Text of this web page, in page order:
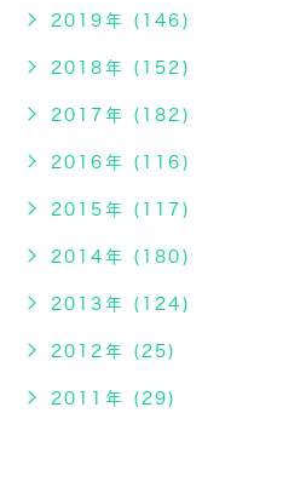
2019年 (146)
2018年 (152)
2017年 (182)
2016年 (116)
2015年 (117)
2014年 (180)
2013年 (124)
2012年 (25)
2011年 (29)